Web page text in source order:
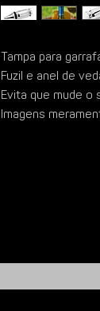
Tampa para
Fuzil e anel de
Evita que mude o
Imagens